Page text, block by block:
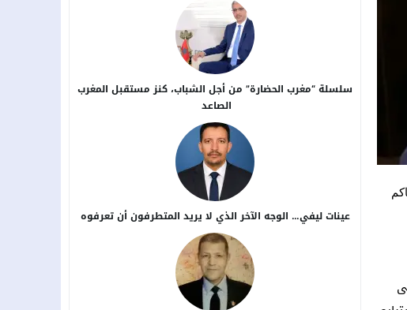
سلسلة “مغرب الحضارة” من أجل ​الشباب، كنز مستقبل المغرب
الصاعد
عينات ليفي… الوجه الآخر الذي لا يريد المتطرفون أن تعرفوه